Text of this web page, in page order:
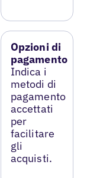
Opzioni di
pagamento
Indica i
metodi di
pagamento
accettati
per
facilitare
gli
acquisti.